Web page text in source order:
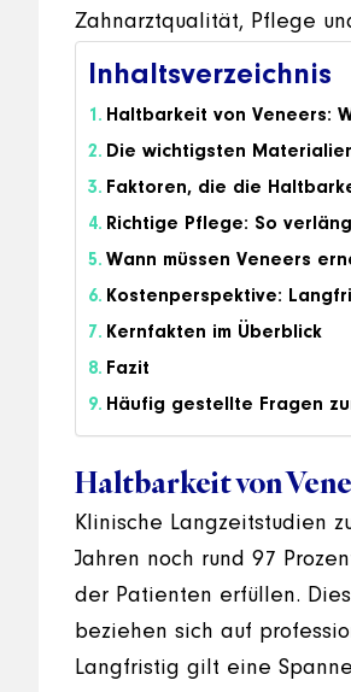
Zahnarztqualität, Pflege
Inhaltsverzeichnis
Haltbarkeit von Veneers:
Die wichtigsten
Faktoren, die die
Richtige Pflege: So
Wann müssen Veneers
Kostenperspektive:
Kernfakten im Überblick
Fazit
Häufig gestellte Fragen
Haltbarkeit von
Klinische Langzeitstudien
Jahren noch rund 97
der Patienten erfüllen.
beziehen sich auf
Langfristig gilt eine